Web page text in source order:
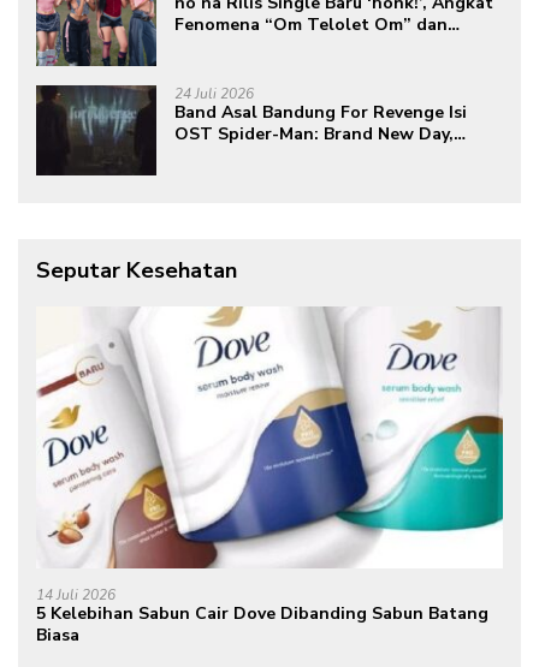
Fenomena “Om Telolet Om” dan
24 Juli 2026
Band Asal Bandung For Revenge Isi
OST Spider-Man: Brand New Day,
Seputar Kesehatan
14 Juli 2026
5 Kelebihan Sabun Cair Dove Dibanding Sabun Batang
Biasa